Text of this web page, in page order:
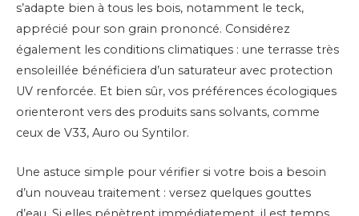
s’adapte bien à tous les bois, notamment le teck,
apprécié pour son grain prononcé. Considérez
également les conditions climatiques : une terrasse très
ensoleillée bénéficiera d’un saturateur avec protection
UV renforcée. Et bien sûr, vos préférences écologiques
orienteront vers des produits sans solvants, comme
ceux de V33, Auro ou Syntilor.
Une astuce simple pour vérifier si votre bois a besoin
d’un nouveau traitement : versez quelques gouttes